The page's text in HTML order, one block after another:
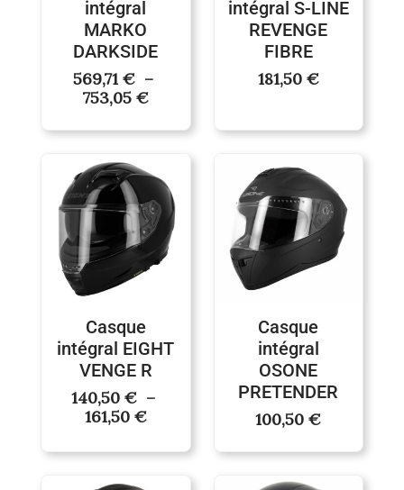
intégral
MARKO
DARKSIDE
569,71€ –
753,05 €
intégral S-LINE
REVENGE
FIBRE
181,50 €
Casque
intégral EIGHT
VENGE R
140,50€ –
161,50 €
de
prix :
140,50 €
à
161,50 €
Casque
intégral
OSONE
PRETENDER
100,50€
Plage